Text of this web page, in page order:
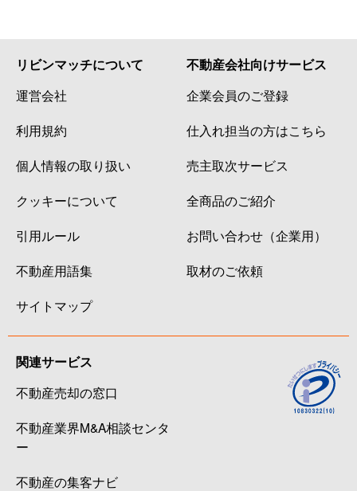
リビンマッチについて
運営会社
利用規約
個人情報の取り扱い
クッキーについて
引用ルール
不動産用語集
サイトマップ
不動産会社向けサービス
企業会員のご登録
仕入れ担当の方はこちら
売主取次サービス
全商品のご紹介
お問い合わせ（企業用）
取材のご依頼
関連サービス
不動産売却の窓口
不動産業界M&A相談センタ
ー
不動産の集客ナビ